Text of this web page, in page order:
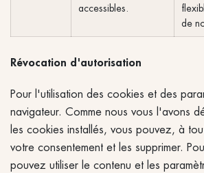
accessibles.
de
Révocation d'autorisation
Pour l'utilisation des cookies et des
navigateur. Comme nous vous l'avons
les cookies installés, vous pouvez, à
votre consentement et les supprimer.
pouvez utiliser le contenu et les